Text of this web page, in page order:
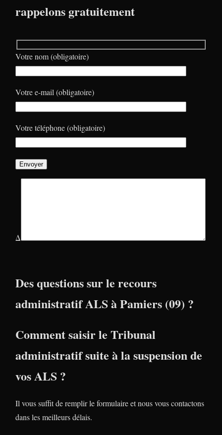
rappelons gratuitement
Votre nom (obligatoire)
Votre e-mail (obligatoire)
Votre téléphone (obligatoire)
Δ
Des questions sur le recours
administratif ALS à Pamiers (09) ?
Comment saisir le Tribunal
administratif suite à la suspension de
vos ALS ?
Il vous suffit de remplir le formulaire et nous vous contactons
dans les meilleurs délais.